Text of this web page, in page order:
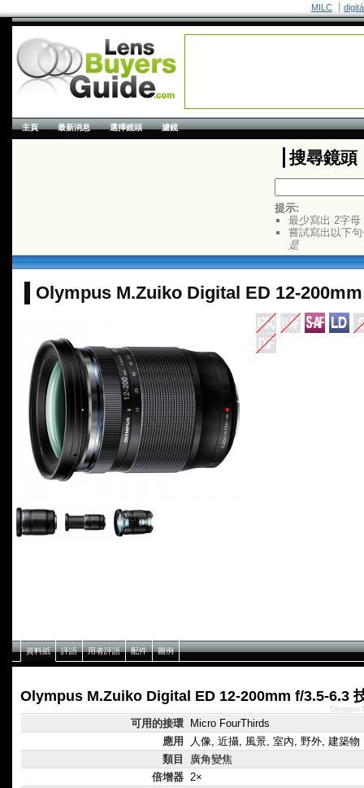
MILC
主頁 最新消息 選擇鏡頭 濾鏡
搜尋鏡頭
提示:
最少寫出 2字母
嘗試寫出以下
是
Olympus M.Zuiko Digital ED 12-
資料紙 評語 用者評語 配件 圖例
Olympus M.Zuiko Digital ED 12-200mm f/3.5-6.3
可用的接環
Micro FourThirds
應用
人像, 近攝, 風景, 室內, 野外, 建築物
類目
廣角變焦
倍增器 2×
Olympus